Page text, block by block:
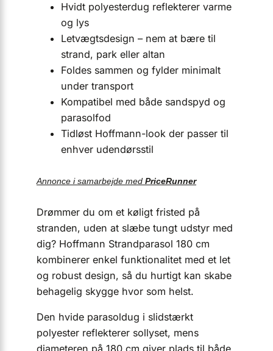
Hvidt polyesterdug reflekterer varme
og lys
Letvægtsdesign – nem at bære til
strand, park eller altan
Foldes sammen og fylder minimalt
under transport
Kompatibel med både sandspyd og
parasolfod
Tidløst Hoffmann-look der passer til
enhver udendørsstil
Annonce i samarbejde med PriceRunner
Drømmer du om et køligt fristed på
stranden, uden at slæbe tungt udstyr med
dig? Hoffmann Strandparasol 180 cm
kombinerer enkel funktionalitet med et let
og robust design, så du hurtigt kan skabe
behagelig skygge hvor som helst.
Den hvide parasoldug i slidstærkt
polyester reflekterer sollyset, mens